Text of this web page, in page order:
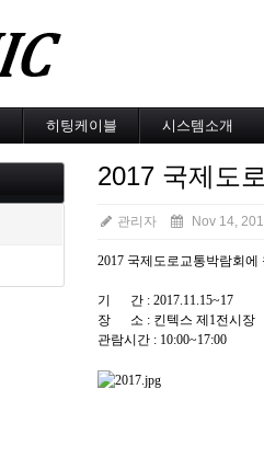
히팅케이블
스노우멜팅
지붕융설
시스템소개
지붕융설시스템
동파방지
산업용히터
2017 국제도
관리자 Nov 14,
2017 국제도로교통박람회
기 간 : 2017.11.15~17
장 소 : 킨텍스 제1전시장
관람시간 : 10:00~17:00